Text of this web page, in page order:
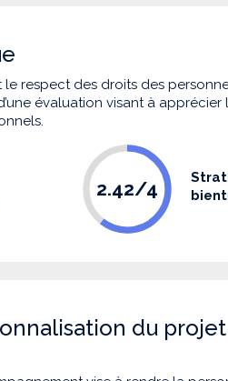
respect des droits des
évaluation visant à apprécier
2.42/4
du projet